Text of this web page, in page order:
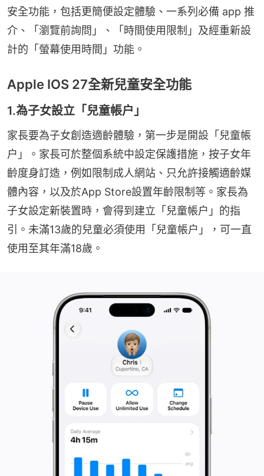
安全功能，包括更簡便設定體驗、一系列必備 app 推
介、「瀏覽前詢問」、「時間使用限制」及經重新設
計的「螢幕使用時間」功能。
Apple IOS 27全新兒童安全功能
1.為子女設立「兒童帳户」
家長要為子女創造適齡體驗，第一步是開設「兒童帳
户」。家長可於整個系統中設定保護措施，按子女年
齡度身訂造，例如限制成人網站、只允許接觸適齡媒
體內容，以及於App Store設置年齡限制等。家長為
子女設定新裝置時，會得到建立「兒童帳户」的指
引。未滿13歲的兒童必須使用「兒童帳户」，可一直
使用至其年滿18歲。